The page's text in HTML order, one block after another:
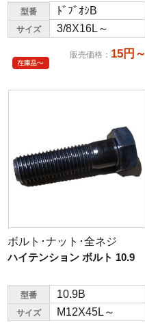
型番 ﾄﾞﾌﾞｵｼB
サイズ 3/8X16L～
販売価格 ： 15円～
ボルト･ナット･全ネジ
ハイテンション ボルト 10.9
型番 10.9B
サイズ M12X45L～